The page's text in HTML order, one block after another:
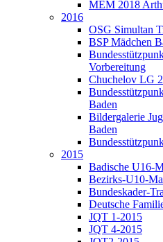
MEM 2018
2016
OSG Simultan
BSP Mädchen
Vorbereitung
Chuchelov LG
Baden
Bildergalerie
Baden
2015
Badische U16-
Bezirks-U10-
Bundeskader-
Deutsche
JQT 1-2015
JQT 4-2015